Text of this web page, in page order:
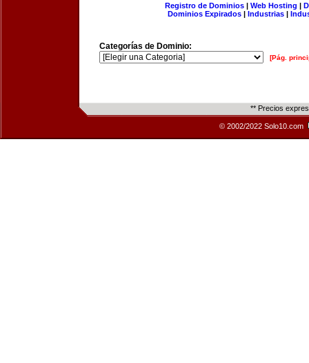
Registro de Dominios| Web Hosting |
Dominios Expirados | Industrias |
Categorías de Dominio:
[Pág.
** Precios
© 2002/2022 Solo10.com